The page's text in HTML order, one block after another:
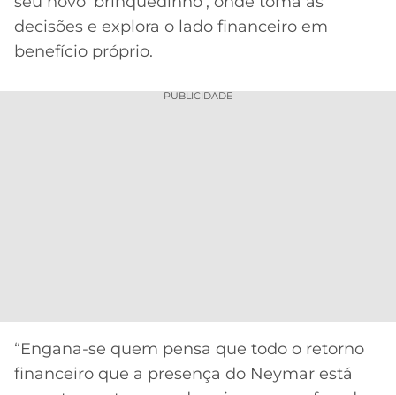
decisões e explora o lado financeiro em
benefício próprio.
PUBLICIDADE
“Engana-se quem pensa que todo o retorno
financeiro que a presença do Neymar está